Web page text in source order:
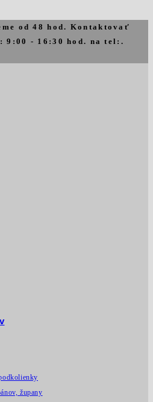
od 48 hod. Kontaktovať
9:00 - 16:30 hod. na tel:.
župany